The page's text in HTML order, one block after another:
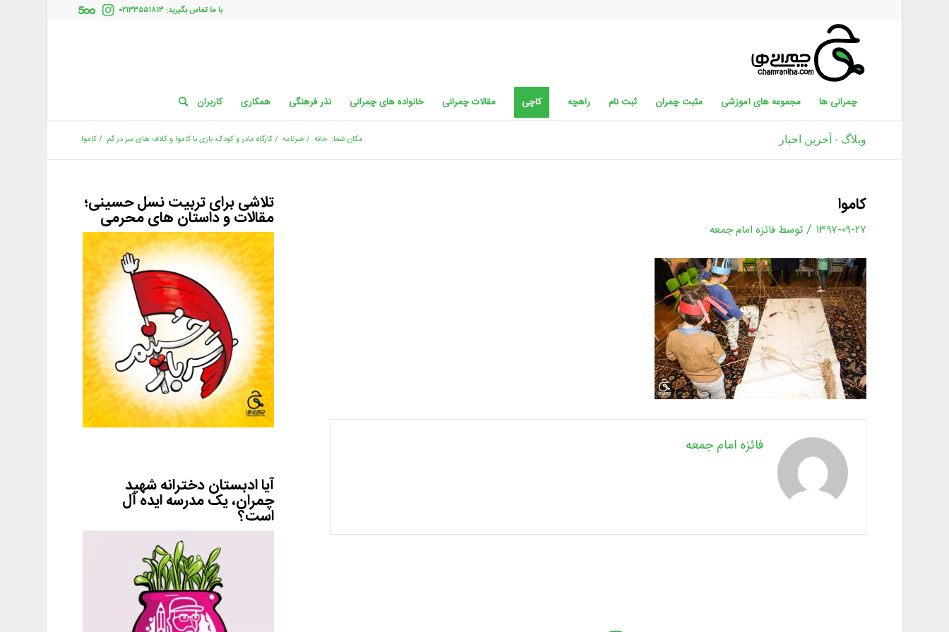
با ما تماس بگیرید: ۰۲۱۳۳۵۵۱۸۱۳
چمرانی ها مجموعه های آموزشی مثبت چمران ثبت نام راهچه کاچی مقالات چمرانی خانواده های چمرانی نذر فرهنگی همکاری کاربران
وبلاگ - آخرین اخبار مکان شما: خانه /خبرنامه /کارگاه مادر و کودک؛ بازی با کاموا و کلاف های سر در گم /کاموا
کاموا
۱۳۹۷-۰۹-۲۷ / توسطفائزه امام جمعه
فائزه امام جمعه
تلاشی برای تربیت نسل حسینی؛
مقالات و داستان های محرمی
آیا ادبستان دخترانه شهید
چمران، یک مدرسه ایده آل
است؟